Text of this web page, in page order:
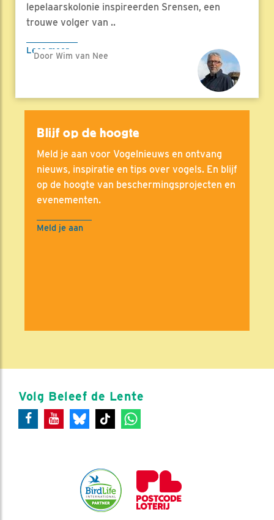
lepelaarskolonie inspireerden Srensen, een
trouwe volger van ..
Lees meer
Door Wim van Nee
Blijf op de hoogte
Meld je aan voor Vogelnieuws en ontvang
nieuws, inspiratie en tips over vogels. En blijf
op de hoogte van beschermingsprojecten en
evenementen.
Meld je aan
Volg Beleef de Lente